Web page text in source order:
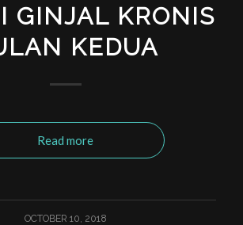
GINJAL KRONIS
KEDUA
Read more
OCTOBER 10, 2018